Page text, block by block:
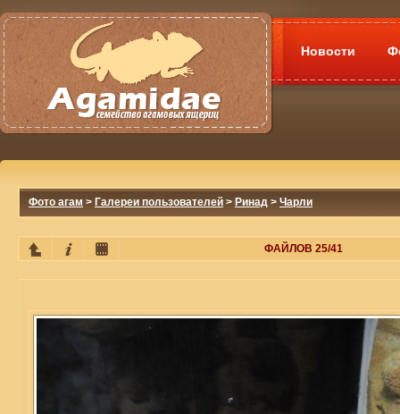
Новости
Фото агам > Галереи пользователей > Ринад > Чарли
ФАЙЛОВ 25/41